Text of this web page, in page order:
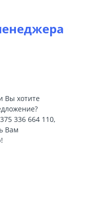
Вы хотите
336 664 110,
Вам